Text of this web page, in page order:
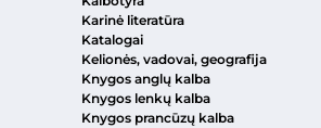
Karinė literatūra
Katalogai
Kelionės, vadovai, geografija
Knygos anglų kalba
Knygos lenkų kalba
Knygos prancūzų kalba